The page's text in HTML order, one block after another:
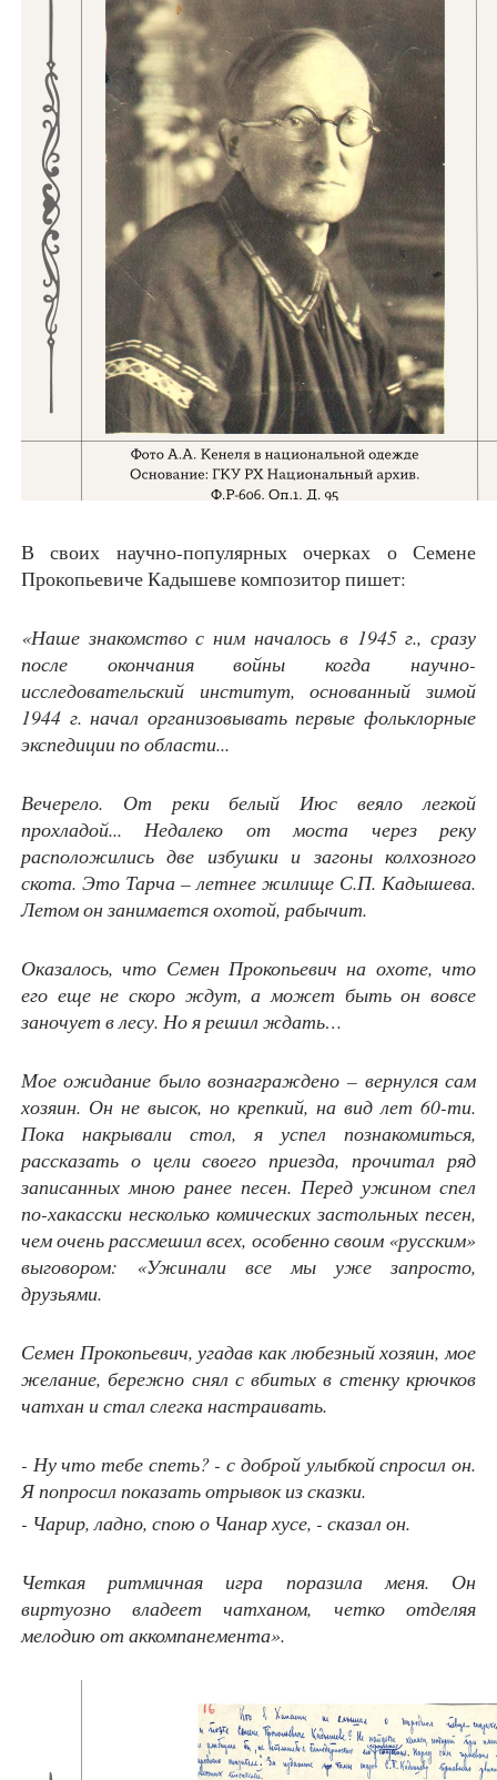
В своих научно-популярных очерках о Семене
Прокопьевиче Кадышеве композитор пишет:
«Наше знакомство с ним началось в 1945 г., сразу
после окончания войны когда научно-
исследовательский институт, основанный зимой
1944 г. начал организовывать первые фольклорные
экспедиции по области...
Вечерело. От реки белый Июс веяло легкой
прохладой... Недалеко от моста через реку
расположились две избушки и загоны колхозного
скота. Это Тарча – летнее жилище С.П. Кадышева.
Летом он занимается охотой, рабычит.
Оказалось, что Семен Прокопьевич на охоте, что
его еще не скоро ждут, а может быть он вовсе
заночует в лесу. Но я решил ждать…
Мое ожидание было вознаграждено – вернулся сам
хозяин. Он не высок, но крепкий, на вид лет 60-ти.
Пока накрывали стол, я успел познакомиться,
рассказать о цели своего приезда, прочитал ряд
записанных мною ранее песен. Перед ужином спел
по-хакасски несколько комических застольных песен,
чем очень рассмешил всех, особенно своим «русским»
выговором: «Ужинали все мы уже запросто,
друзьями.
Семен Прокопьевич, угадав как любезный хозяин, мое
желание, бережно снял с вбитых в стенку крючков
чатхан и стал слегка настраивать.
- Ну что тебе спеть? - с доброй улыбкой спросил он.
Я попросил показать отрывок из сказки.
- Чарир, ладно, спою о Чанар хусе, - сказал он.
Четкая ритмичная игра поразила меня. Он
виртуозно владеет чатханом, четко отделяя
мелодию от аккомпанемента».